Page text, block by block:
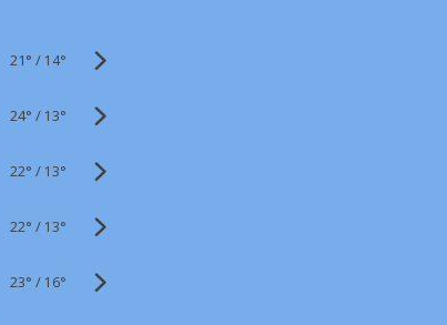
21° / 14°
24° / 13°
22° / 13°
22° / 13°
23° / 16°